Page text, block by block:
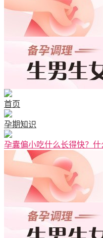
首页
孕期知识
孕囊偏小吃什么长得快？什